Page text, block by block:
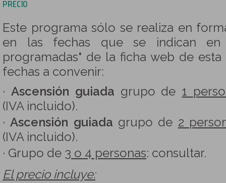
PRECIO
Este programa sólo se realiza en
en las fechas que se indican en
programadas" de la ficha web de
fechas a convenir:
· Ascensión guiada grupo de 1
(IVA incluido).
·Ascensión guiada grupo de 2
(IVA incluido).
· Grupo de 3 o 4 personas: consultar.
El precio incluye: